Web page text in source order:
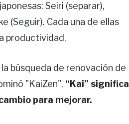
Seiri (separar),
(Seguir). Cada una de ellas
productividad.
búsqueda de renovación de
"KaiZen", “Kai” significa
para mejorar.